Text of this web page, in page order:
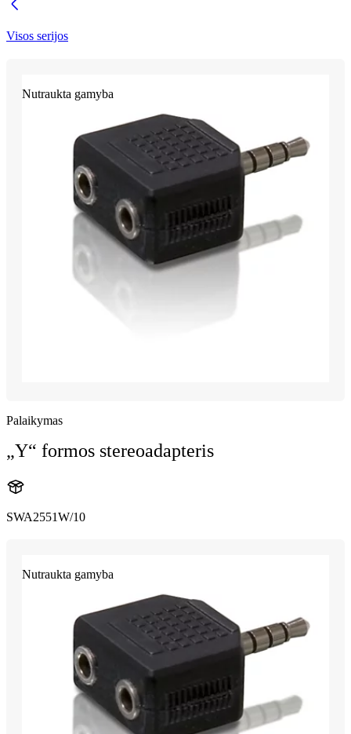
Visos serijos
Nutraukta gamyba
Palaikymas
„Y“ formos stereoadapteris
SWA2551W/10
Nutraukta gamyba